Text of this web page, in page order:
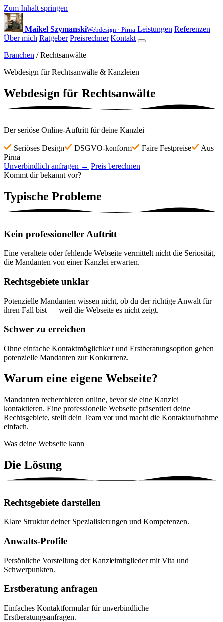
Zum Inhalt springen
Maikel SzymanskiWebdesign · Pirna Leistungen Referenzen
Über mich Ratgeber Preisrechner Kontakt
Branchen / Rechtsanwälte
Webdesign für Rechtsanwälte & Kanzleien
Webdesign für Rechtsanwälte
Der seriöse Online-Auftritt für deine Kanzlei
Seriöses Design DSGVO-konform Faire Festpreise
Aus
Pirna
Unverbindlich anfragen → Preis berechnen
Kommt dir bekannt vor?
Typische Probleme
Kein professioneller Auftritt
Eine veraltete oder fehlende Webseite vermittelt nicht die Seriosität,
die Mandanten von einer Kanzlei erwarten.
Rechtsgebiete unklar
Potenzielle Mandanten wissen nicht, ob du der richtige Anwalt für
ihren Fall bist — weil die Webseite es nicht zeigt.
Schwer zu erreichen
Ohne einfache Kontaktmöglichkeit und Erstberatungsoption gehen
potenzielle Mandanten zur Konkurrenz.
Warum eine eigene Webseite?
Mandanten recherchieren online, bevor sie eine Kanzlei
kontaktieren. Eine professionelle Webseite präsentiert deine
Rechtsgebiete, stellt dein Team vor und macht die Kontaktaufnahme
einfach.
Was deine Webseite kann
Die Lösung
Rechtsgebiete darstellen
Klare Struktur deiner Spezialisierungen und Kompetenzen.
Anwalts-Profile
Persönliche Vorstellung der Kanzleimitglieder mit Vita und
Schwerpunkten.
Erstberatung anfragen
Einfaches Kontaktformular für unverbindliche
Erstberatungsanfragen.